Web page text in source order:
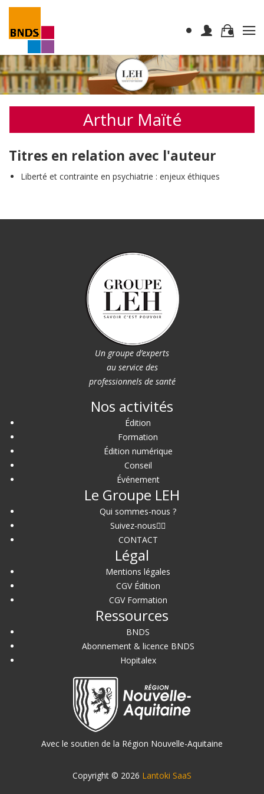
Arthur Maïté
Titres en relation avec l'auteur
Liberté et contrainte en psychiatrie : enjeux éthiques
Un groupe d’experts
au service des
professionnels de santé
Nos activités
Édition
Formation
Édition numérique
Conseil
Événement
Le Groupe LEH
Qui sommes-nous ?
Suivez-nous
CONTACT
Légal
Mentions légales
CGV Édition
CGV Formation
Ressources
BNDS
Abonnement & licence BNDS
Hopitalex
Avec le soutien de la Région Nouvelle-Aquitaine
Copyright © 2026 Lantoki SaaS